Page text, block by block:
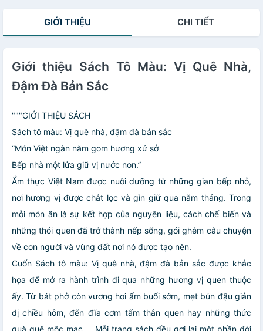
GIỚI THIỆU CHI TIẾT
Giới thiệu Sách Tô Màu: Vị Quê Nhà,
Đậm Đà Bản Sắc
"""GIỚI THIỆU SÁCH
Sách tô màu: Vị quê nhà, đậm đà bản sắc
“Món Việt ngàn năm gom hương xứ sở
Bếp nhà một lửa giữ vị nước non.”
Ẩm thực Việt Nam được nuôi dưỡng từ những gian bếp nhỏ,
nơi hương vị được chắt lọc và gìn giữ qua năm tháng. Trong
mỗi món ăn là sự kết hợp của nguyên liệu, cách chế biến và
những thói quen đã trở thành nếp sống, gói ghém câu chuyện
về con người và vùng đất nơi nó được tạo nên.
Cuốn Sách tô màu: Vị quê nhà, đậm đà bản sắc được khắc
họa để mở ra hành trình đi qua những hương vị quen thuộc
ấy. Từ bát phở còn vương hơi ấm buổi sớm, mẹt bún đậu giản
dị chiều hôm, đến đĩa cơm tấm thân quen hay những thức
quà quê mộc mạc,… Mỗi trang sách đều gợi lại một phần đời